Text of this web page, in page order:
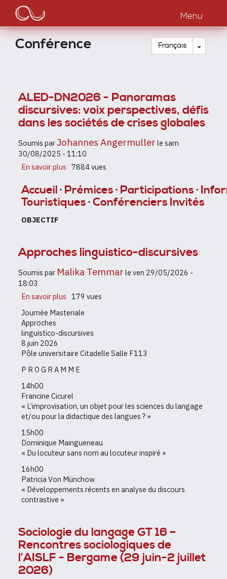
contenu
principal
Main
navigation
Menu
Français Toggle
Conférence
ALED-DN2026 - Panoramas
discursives: voix perspectives, défis
dans les sociétés de crises globales
Soumis parJohannes Angermuller le sam
30/08/2025 - 11:10
En savoir plus sur
DN2026
Panoramas
défis
dans
les
crises
globales
7884 vues
Accueil· Prémices· Participations·
Touristiques·Conférenciers Invités
OBJECTIF
Approches linguistico-discursives
Soumis par Malika Temmar le ven 29/05/2026 -
18:03
En savoir plus sur
linguistico-
179 vues
Journée Masteriale
Approches
linguistico-discursives
8 juin 2026
Pôle universitaire Citadelle Salle F113
P R O G R A M M E
14h00
Francine Cicurel
« L’improvisation, un objet pour les sciences du langage
et/ou pour la didactique des langues ? »
15h00
Dominique Maingueneau
« Du locuteur sans nom au locuteur inspiré »
16h00
Patricia Von Münchow
« Développements récents en analyse du discours
contrastive »
Sociologie du langage GT 16 –
Rencontres sociologiques de
l’AISLF - Bergame (29 juin-2 juillet
2026)